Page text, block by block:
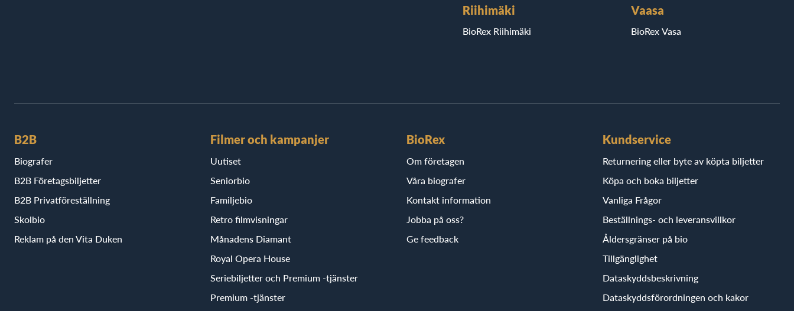
Riihimäki
BioRex Riihimäki
Vaasa
BioRex Vasa
B2B
Biografer
B2B Företagsbiljetter
B2B Privatföreställning
Skolbio
Reklam på den Vita Duken
Filmer och kampanjer
Uutiset
Seniorbio
Familjebio
Retro filmvisningar
Månadens Diamant
Royal Opera House
Seriebiljetter och Premium -tjänster
Premium -tjänster
BioRex
Om företagen
Våra biografer
Kontakt information
Jobba på oss?
Ge feedback
Kundservice
Returnering eller byte av köpta biljetter
Köpa och boka biljetter
Vanliga Frågor
Beställnings- och leveransvillkor
Åldersgränser på bio
Tillgänglighet
Dataskyddsbeskrivning
Dataskyddsförordningen och kakor